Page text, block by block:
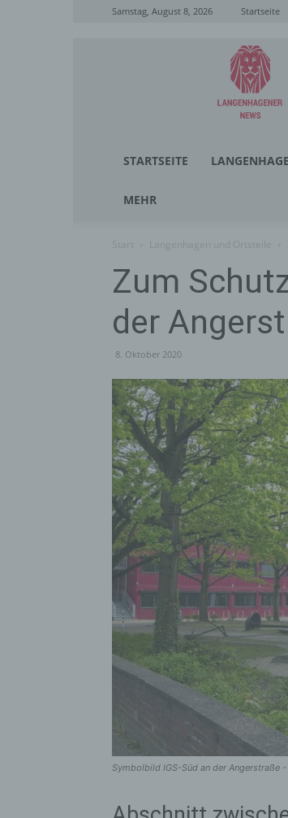
Samstag, August 8, 2026 Startseite
News
STARTSEITE
MEHR
Zum
der
8. Oktober 2020
Symbolbild IGS-Süd an der Angerstraße